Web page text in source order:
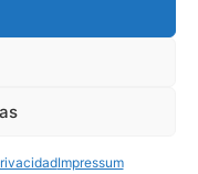
Impressum
conGeneratePress